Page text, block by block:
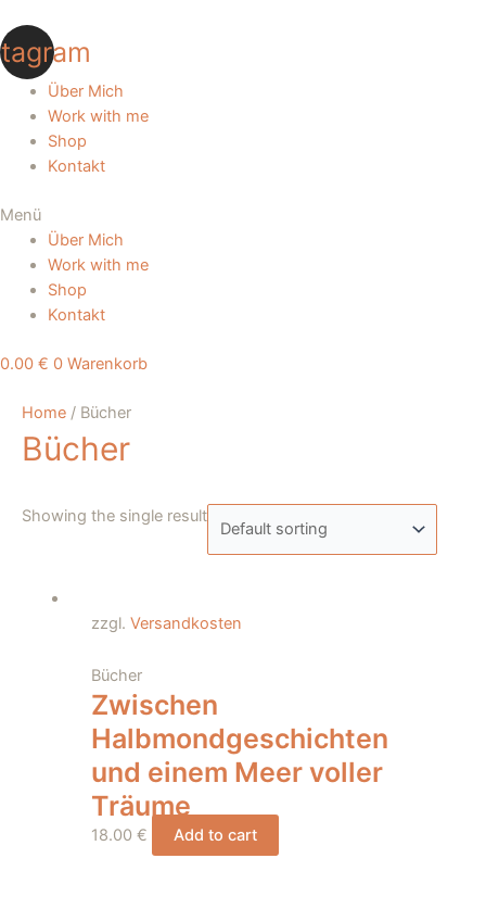
Inhalt
springen
Über Mich
Work with me
Shop
Kontakt
Menü
Über Mich
Work with me
Shop
Kontakt
0.00 € 0 Warenkorb
Home / Bücher
Bücher
Showing the single result
zzgl. Versandkosten
Bücher
Zwischen
Halbmondgeschichten
und einem Meer voller
Träume
18.00 € Add to cart